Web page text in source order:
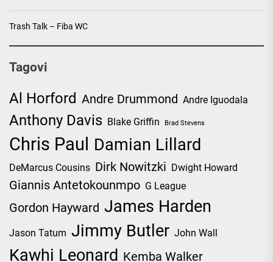
Trash Talk – Fiba WC
Tagovi
Al Horford Andre Drummond Andre Iguodala
Anthony Davis Blake Griffin Brad Stevens
Chris Paul Damian Lillard
DeMarcus Cousins Dirk Nowitzki Dwight Howard
Giannis Antetokounmpo G League
Gordon Hayward James Harden
Jason Tatum Jimmy Butler John Wall
Kawhi Leonard Kemba Walker